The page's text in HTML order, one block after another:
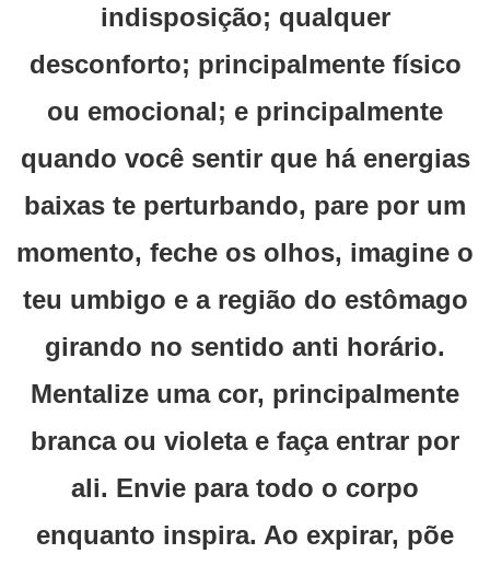
indisposição; qualquer
desconforto; principalmente físico
ou emocional; e principalmente
quando você sentir que há energias
baixas te perturbando, pare por um
momento, feche os olhos, imagine o
teu umbigo e a região do estômago
girando no sentido anti horário.
Mentalize uma cor, principalmente
branca ou violeta e faça entrar por
ali. Envie para todo o corpo
enquanto inspira. Ao expirar, põe